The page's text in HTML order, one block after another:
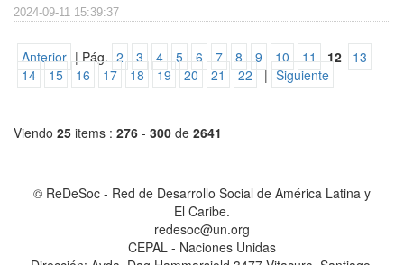
2024-09-11 15:39:37
Anterior | Pág. 2 3 4 5 6 7 8 9 10 11 12
13
14
15 16 17 18 19 20 21 22 | Siguiente
Viendo 25 items : 276 - 300 de 2641
© ReDeSoc - Red de Desarrollo Social de América Latina y
El Caribe.
redesoc@un.org
CEPAL - Naciones Unidas